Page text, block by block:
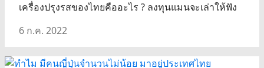
เครื่องปรุงรสของไทยคืออะไร ? ลงทุนแมนจะเล่าให้ฟัง
6 ก.ค. 2022